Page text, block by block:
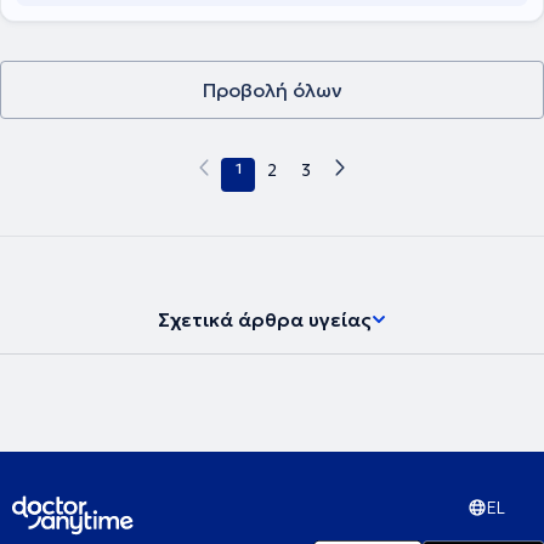
Προβολή όλων
1 2 3
Σχετικά άρθρα υγείας
EL